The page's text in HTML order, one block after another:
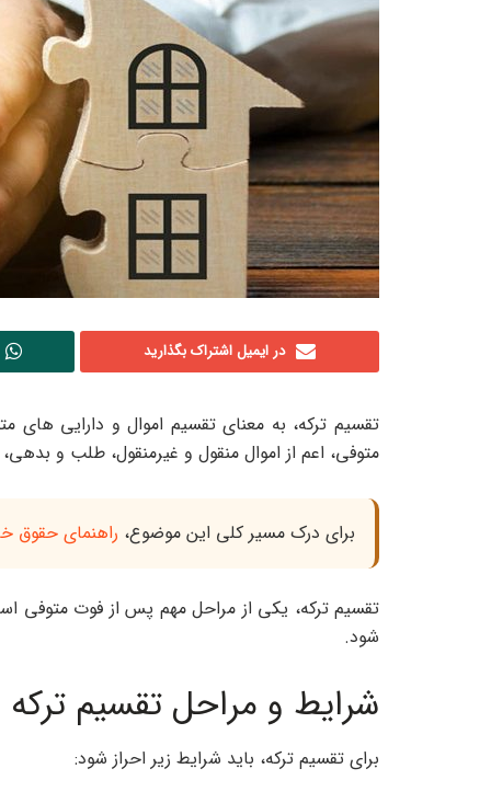
در ایمیل اشتراک بگذارید
تقسیم ترکه، به معنای تقسیم اموال و دارایی های
متوفی، اعم از اموال منقول و غیرمنقول، طلب و
برای درک مسیر کلی این موضوع، راهنمای حقوق
تقسیم ترکه، یکی از مراحل مهم پس از فوت متوفی
شود.
شرایط و مراحل تقسیم ترکه
برای تقسیم ترکه، باید شرایط زیر احراز شود: